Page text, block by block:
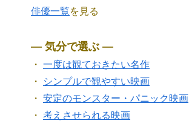
俳優一覧を見る
― 気分で選ぶ ―
・ 一度は観ておきたい名作
・
シンプルで観やすい映画
・ 安定のモンスター・パニック映画
・ 考えさせられる映画